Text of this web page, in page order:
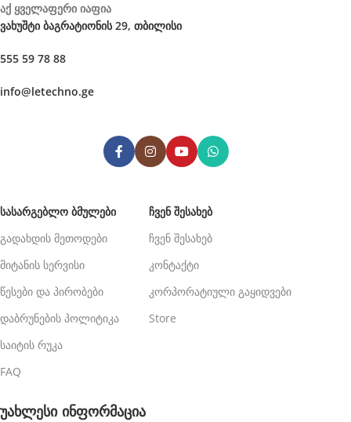
აქ ყველაფერი იაფია
ვახუშტი ბაგრატიონის 29, თბილისი
555 59 78 88
info@letechno.ge
ᲡᲐᲡᲐᲠᲒᲔᲑᲚᲝ ᲑᲛᲣᲚᲔᲑᲘ
გადახდის მეთოდები
მიტანის სერვისი
წესები და პირობები
დაბრუნების პოლიტიკა
საიტის რუკა
FAQ
ᲩᲕᲔᲜ ᲨᲔᲡᲐᲮᲔᲑ
ჩვენ შესახებ
კონტაქტი
კორპორატიული გაყიდვები
Store
უახლესი ინფორმაცია